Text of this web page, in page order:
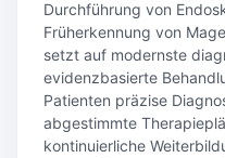
Durchführung von
Früherkennung von
setzt auf modernste
evidenzbasierte
Patienten präzise
abgestimmte
kontinuierliche